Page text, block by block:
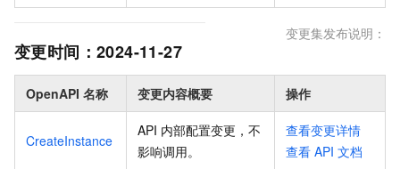
变更时间： 2024-11-27
变更集发布说明：
OpenAPI 名称 变更内容概要 操作
CreateInstance
API 内部配置变更，不
影响调用。
查看变更详情
查看 API 文档